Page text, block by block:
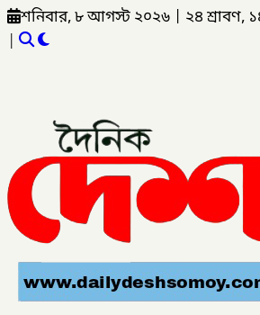
শনিবার, ৮ আগস্ট ২০২৬ ২৪ শ্রাবণ,
|